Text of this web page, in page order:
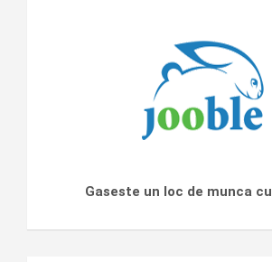
Gaseste un loc de munca cu